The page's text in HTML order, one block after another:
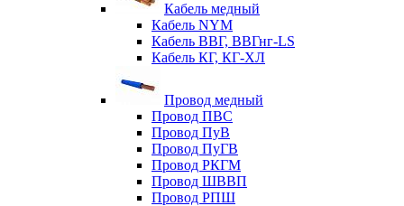
Кабель медный
Кабель NYM
Кабель ВВГ, ВВГнг-LS
Кабель КГ, КГ-ХЛ
Провод медный
Провод ПВС
Провод ПуВ
Провод ПуГВ
Провод РКГМ
Провод ШВВП
Провод РПШ